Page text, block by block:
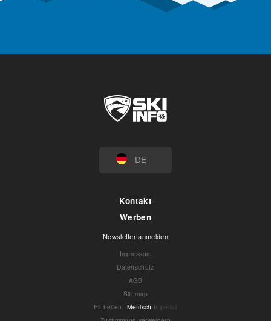
DE
Kontakt
Werben
Newsletter anmelden
Impressum
Datenschutz
AGB
Sitemap
Einheiten: Metrisch Imperial